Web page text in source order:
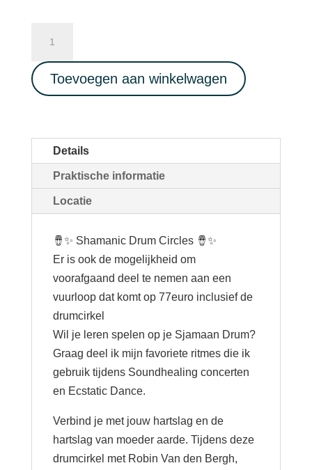
circle
21/03/2026
Toevoegen aan winkelwagen
Details
Praktische informatie
Locatie
🪘✨ Shamanic Drum Circles 🪘✨
Er is ook de mogelijkheid om
voorafgaand deel te nemen aan een
vuurloop dat komt op 77euro inclusief de
drumcirkel
Wil je leren spelen op je Sjamaan Drum?
Graag deel ik mijn favoriete ritmes die ik
gebruik tijdens Soundhealing concerten
en Ecstatic Dance.
Verbind je met jouw hartslag en de
hartslag van moeder aarde. Tijdens deze
drumcirkel met Robin Van den Bergh,